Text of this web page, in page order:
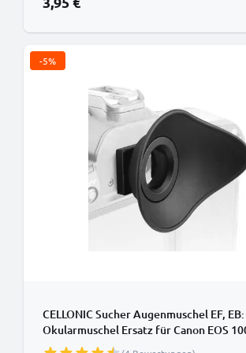
-5%
CELLONIC Sucher Augenmuschel EF, EB:
Okularmuschel Ersatz für Canon EOS
100D EOS 40D EOS 450D EOS 500D EOS